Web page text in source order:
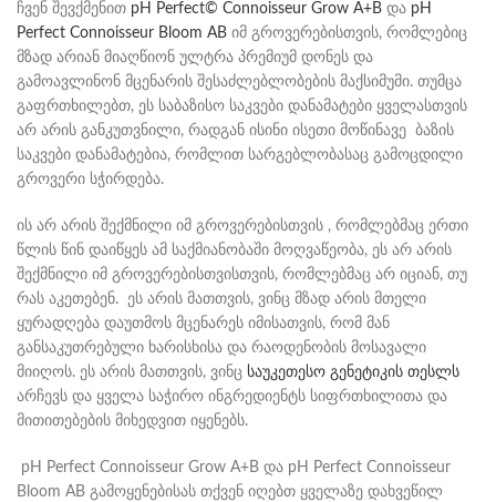
ჩვენ შევქმენით pH Perfect© Connoisseur Grow A+B და pH
Perfect Connoisseur Bloom AB იმ გროვერებისთვის, რომლებიც
მზად არიან მიაღწიონ ულტრა პრემიუმ დონეს და
გამოავლინონ მცენარის შესაძლებლობების მაქსიმუმი. თუმცა
გაფრთხილებთ, ეს საბაზისო საკვები დანამატები ყველასთვის
არ არის განკუთვნილი, რადგან ისინი ისეთი მოწინავე ბაზის
საკვები დანამატებია, რომლით სარგებლობასაც გამოცდილი
გროვერი სჭირდება.
ის არ არის შექმნილი იმ გროვერებისთვის , რომლებმაც ერთი
წლის წინ დაიწყეს ამ საქმიანობაში მოღვაწეობა, ეს არ არის
შექმნილი იმ გროვერებისთვისთვის, რომლებმაც არ იციან, თუ
რას აკეთებენ. ეს არის მათთვის, ვინც მზად არის მთელი
ყურადღება დაუთმოს მცენარეს იმისათვის, რომ მან
განსაკუთრებული ხარისხისა და რაოდენობის მოსავალი
მიიღოს. ეს არის მათთვის, ვინც საუკეთესო გენეტიკის თესლს
არჩევს და ყველა საჭირო ინგრედიენტს სიფრთხილითა და
მითითებების მიხედვით იყენებს.
pH Perfect Connoisseur Grow A+B და pH Perfect Connoisseur
Bloom AB გამოყენებისას თქვენ იღებთ ყველაზე დახვეწილ